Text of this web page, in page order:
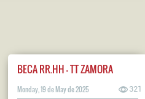
BECA RR.HH - TT ZAMORA
Monday, 19 de May de 2025 321